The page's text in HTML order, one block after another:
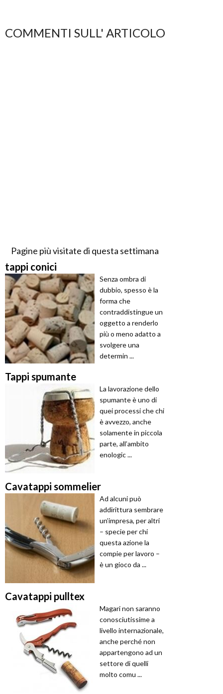
COMMENTI SULL' ARTICOLO
Pagine più visitate di questa settimana
tappi conici
Senza ombra di
dubbio, spesso è la
forma che
contraddistingue un
oggetto a renderlo
più o meno adatto a
svolgere una
determin ...
Tappi spumante
La lavorazione dello
spumante è uno di
quei processi che chi
è avvezzo, anche
solamente in piccola
parte, all’ambito
enologic ...
Cavatappi sommelier
Ad alcuni può
addirittura sembrare
un’impresa, per altri
– specie per chi
questa azione la
compie per lavoro –
è un gioco da ...
Cavatappi pulltex
Magari non saranno
conosciutissime a
livello internazionale,
anche perché non
appartengono ad un
settore di quelli
molto comu ...